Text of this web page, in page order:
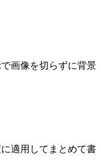
画像を切らずに背景
適用してまとめて書